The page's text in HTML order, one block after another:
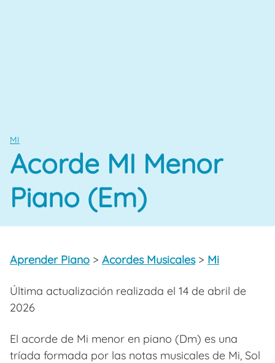
MI
Acorde MI Menor
Piano (Em)
Aprender Piano > Acordes Musicales> Mi
Última actualización realizada el 14 de abril de
2026
El acorde de Mi menor en piano (Dm) es una
tríada formada por las notas musicales de Mi, Sol